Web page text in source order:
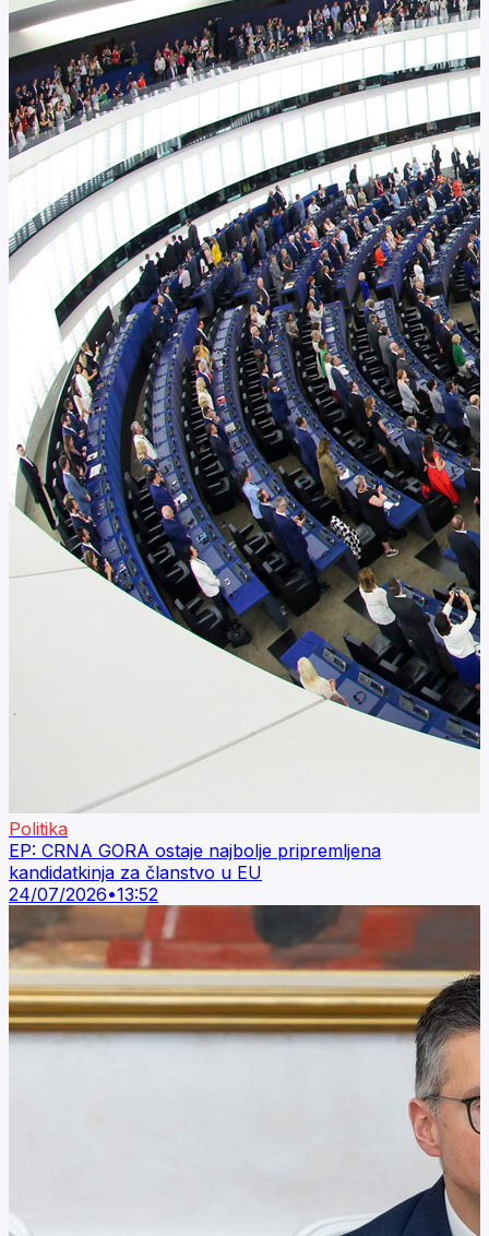
Politika
EP: CRNA GORA ostaje najbolje pripremljena
kandidatkinja za članstvo u EU
24/07/2026•13:52